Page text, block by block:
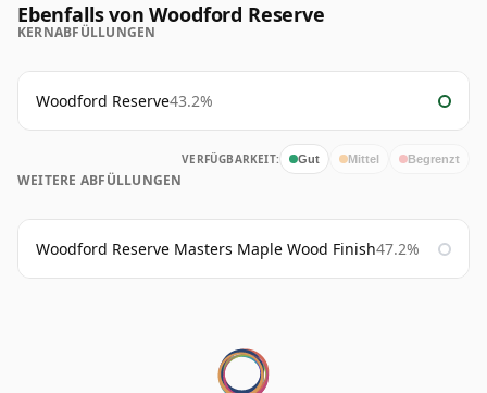
Ebenfalls von Woodford Reserve
KERNABFÜLLUNGEN
Woodford Reserve43.2%
VERFÜGBARKEIT: Gut Mittel Begrenzt
WEITERE ABFÜLLUNGEN
Woodford Reserve Masters Maple Wood Finish47.2%